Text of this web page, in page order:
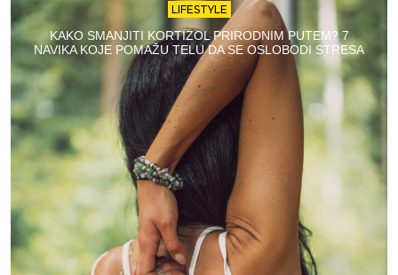
LIFESTYLE
KAKO SMANJITI KORTIZOL PRIRODNIM PUTEM? 7
NAVIKA KOJE POMAŽU TELU DA SE OSLOBODI STRESA